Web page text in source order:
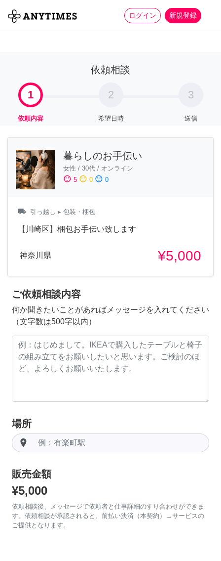
ログイン 新規登録
全て 家事 more_horiz
依頼相談
1
依頼内容
2
希望日時
3
送信
暮らしのお手伝い
女性 / 30代 / オンライン
sentiment_satisfied 5 sentiment_neutral 0 sentiment_dissatisfied 0
local_shipping 引っ越し ▸ 包装・梱包
【川崎区】梱包お手伝い致します
神奈川県 ¥5,000
ご依頼相談内容
何か聞きたいことがあればメッセージを入れてください
（文字数は500字以内）
場所
room
販売金額
¥5,000
依頼相談後、メッセージで依頼者と仕事詳細のすり合わせができま
す。依頼相談が承認されると、前払い決済（本契約）→サービスの
ご提供となります。